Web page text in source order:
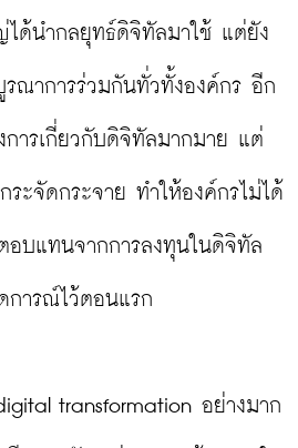
ด้นำกลยุทธ์ดิจิทัลมาใช้ แต่ยัง
รณาการร่วมกันทั่วทั้งองค์กร อีก
การเกี่ยวกับดิจิทัลมากมาย แต่
ระจัดกระจาย ทำให้องค์กรไม่ได้
อบแทนจากการลงทุนในดิจิทัล
การณ์ไว้ตอนแรก
transformation อย่างมาก